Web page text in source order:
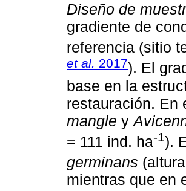
Diseño de
gradiente de
referencia (sitio
et al. 2017). El
base en la
restauración.
mangle y
= 111 ind. ha-1).
germinans
mientras que en